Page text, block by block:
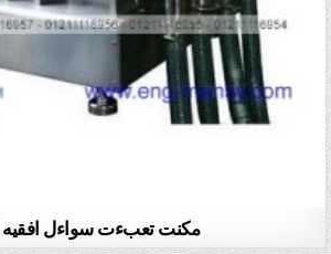
مكنت تعبءت سواءل افقيه